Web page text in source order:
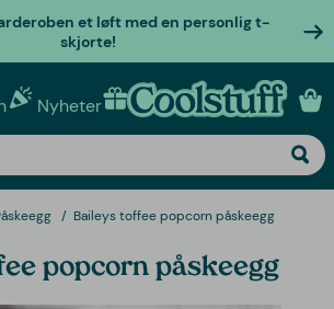
et løft med en personlig t-
skjorte!
Nyheter Personlige gaver
Baileys toffee popcorn påskeegg
popcorn påskeegg